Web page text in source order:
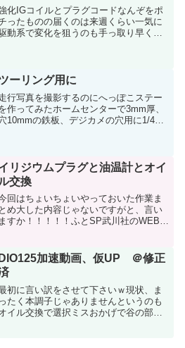
化IGコイルとプラグコードなんぞをポ
ったものの届くのは来週くらい一気に
動系で変化を狙うのも手っ取り早くも
定効果が0.001％...
ーリング用に
行写真を撮影するのにへっぽこステー
作ってみたホームセンターで3mm厚、
10mmの鉄板、デジカメの穴用に1/4サ
いけど…動...
リジウムプラグと油温計とオイ
交換
回はちょいちょいやっておいた作業ま
とめ大した内容じゃないですがと、言い
ますか！！！！！ふとSP武川社のWEBカ
瞬間orz…と本気でなりましたよ…ハイ
ムにSス...
DIO125加速動画、仮UP ＠修正
初に言い訳をさせて下さいｗ現状、ま
ったく本調子じゃありませんというのも
イル交換で選択ミスおかげで谷の部分